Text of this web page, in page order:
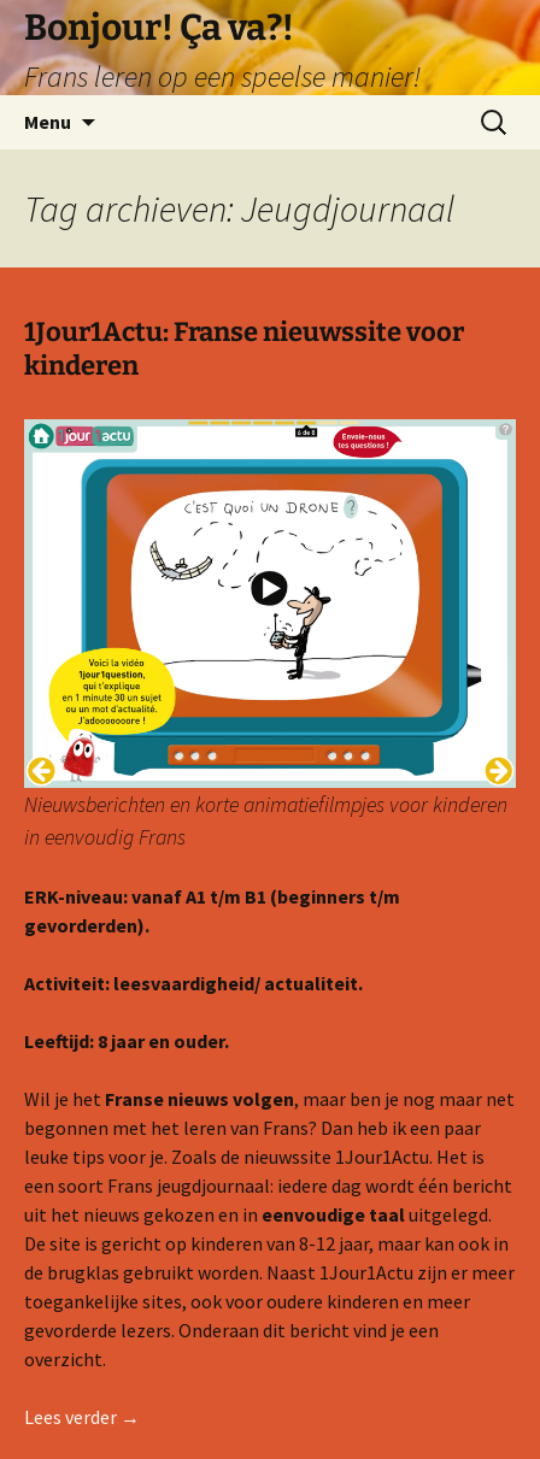
naar
de
inhoud
Bonjour! Ça va?!
Frans leren op een speelse manier!
Menu
Zoeken
naar:
Tag archieven: Jeugdjournaal
1Jour1Actu: Franse nieuwssite voor
kinderen
Nieuwsberichten en korte animatiefilmpjes voor kinderen
in eenvoudig Frans
ERK-niveau: vanaf A1 t/m B1 (beginners t/m
gevorderden).
Activiteit: leesvaardigheid/ actualiteit.
Leeftijd: 8 jaar en ouder.
Wil je het Franse nieuws volgen, maar ben je nog maar net
begonnen met het leren van Frans? Dan heb ik een paar
leuke tips voor je. Zoals de nieuwssite 1Jour1Actu. Het is
een soort Frans jeugdjournaal: iedere dag wordt één bericht
uit het nieuws gekozen en in eenvoudige taaluitgelegd.
De site is gericht op kinderen van 8-12 jaar, maar kan ook in
de brugklas gebruikt worden. Naast 1Jour1Actu zijn er meer
toegankelijke sites, ook voor oudere kinderen en meer
gevorderde lezers. Onderaan dit bericht vind je een
overzicht.
Lees verder 1Jour1Actu: Franse nieuwssite voor kinderen
→